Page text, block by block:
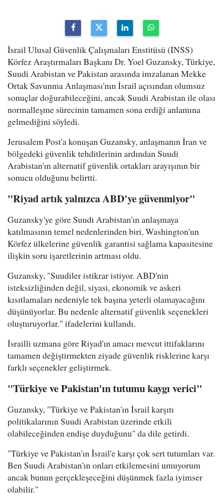
İsrail Ulusal Güvenlik Çalışmaları Enstitüsü (INSS)
Körfez Araştırmaları Başkanı Dr. Yoel Guzansky, Türkiye,
Suudi Arabistan ve Pakistan arasında imzalanan Mekke
Ortak Savunma Anlaşması'nın İsrail açısından olumsuz
sonuçlar doğurabileceğini, ancak Suudi Arabistan ile olası
normalleşme sürecinin tamamen sona erdiği anlamına
gelmediğini söyledi.
Jerusalem Post'a konuşan Guzansky, anlaşmanın İran ve
bölgedeki güvenlik tehditlerinin ardından Suudi
Arabistan'ın alternatif güvenlik ortakları arayışının bir
sonucu olduğunu belirtti.
"Riyad artık yalnızca ABD'ye güvenmiyor"
Guzansky'ye göre Suudi Arabistan'ın anlaşmaya
katılmasının temel nedenlerinden biri, Washington'un
Körfez ülkelerine güvenlik garantisi sağlama kapasitesine
ilişkin soru işaretlerinin artması oldu.
Guzansky, "Suudiler istikrar istiyor. ABD'nin
isteksizliğinden değil, siyasi, ekonomik ve askeri
kısıtlamaları nedeniyle tek başına yeterli olamayacağını
düşünüyorlar. Bu nedenle alternatif güvenlik seçenekleri
oluşturuyorlar." ifadelerini kullandı.
İsrailli uzmana göre Riyad'ın amacı mevcut ittifaklarını
tamamen değiştirmekten ziyade güvenlik risklerine karşı
farklı seçenekler geliştirmek.
"Türkiye ve Pakistan'ın tutumu kaygı verici"
Guzansky, "Türkiye ve Pakistan'ın İsrail karşıtı
politikalarının Suudi Arabistan üzerinde etkili
olabileceğinden endişe duyduğunu" da dile getirdi.
"Türkiye ve Pakistan'ın İsrail'e karşı çok sert tutumları var.
Ben Suudi Arabistan'ın onları etkilemesini umuyorum
ancak bunun gerçekleşeceğini düşünmek fazla iyimser
olabilir."